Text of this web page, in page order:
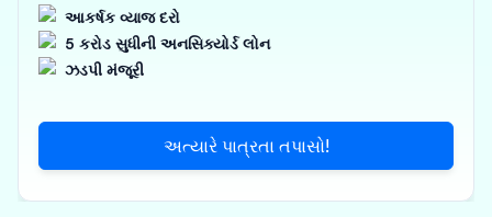
આકર્ષક વ્યાજ દરો
5 કરોડ સુધીની અનસિક્યોર્ડ લોન
ઝડપી મંજૂરી
અત્યારે પાત્રતા તપાસો!